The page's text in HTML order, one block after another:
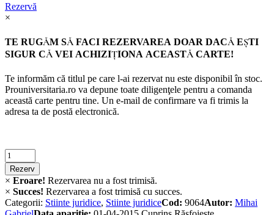
Rezervă
×
TE RUGĂM SĂ FACI REZERVAREA DOAR DACĂ EŞTI
SIGUR CĂ VEI ACHIZIŢIONA ACEASTĂ CARTE!
Te informăm că titlul pe care l-ai rezervat nu este disponibil în stoc.
Prouniversitaria.ro va depune toate diligenţele pentru a comanda
această carte pentru tine. Un e-mail de confirmare va fi trimis la
adresa ta de postă electronică.
Criminalistica
quantity
Rezerv
× Eroare! Rezervarea nu a fost trimisă.
× Succes! Rezervarea a fost trimisă cu succes.
Categorii: Stiinte juridice, Stiinte juridiceCod: 9064Autor: Mihai